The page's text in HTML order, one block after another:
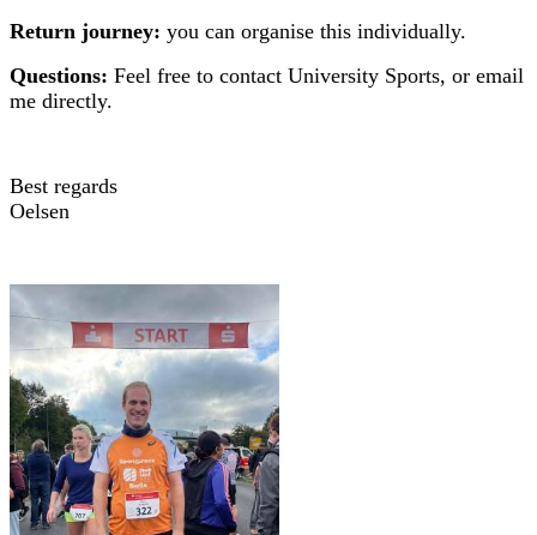
Return journey: you can organise this individually.
Questions: Feel free to contact University Sports, or email
me directly.
Best regards
Oelsen